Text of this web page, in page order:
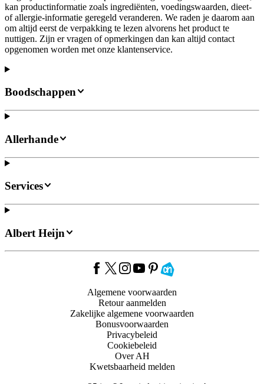
kan productinformatie zoals ingrediënten, voedingswaarden, dieet-
of allergie-informatie geregeld veranderen. We raden je daarom aan
om altijd eerst de verpakking te lezen alvorens het product te
nuttigen. Zijn er vragen of opmerkingen dan kan altijd contact
opgenomen worden met onze klantenservice.
Boodschappen
Allerhande
Services
Albert Heijn
Algemene voorwaarden
Retour aanmelden
Zakelijke algemene voorwaarden
Bonusvoorwaarden
Privacybeleid
Cookiebeleid
Over AH
Kwetsbaarheid melden